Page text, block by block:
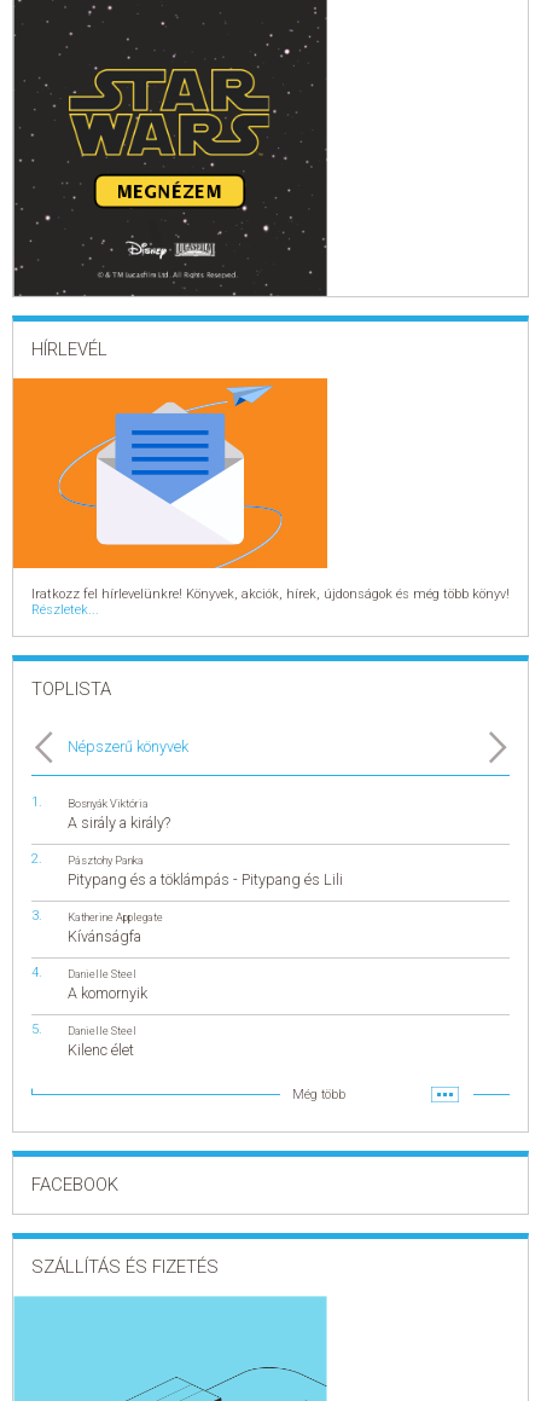
HÍRLEVÉL
Iratkozz fel hírlevelünkre! Könyvek, akciók, hírek, újdonságok és még több könyv!
Részletek...
TOPLISTA
Népszerű könyvek
Bosnyák Viktória
A sirály a király?
Pásztohy Panka
Pitypang és a töklámpás - Pitypang és Lili
Katherine Applegate
Kívánságfa
Danielle Steel
A komornyik
Danielle Steel
Kilenc élet
Még több
FACEBOOK
SZÁLLÍTÁS ÉS FIZETÉS